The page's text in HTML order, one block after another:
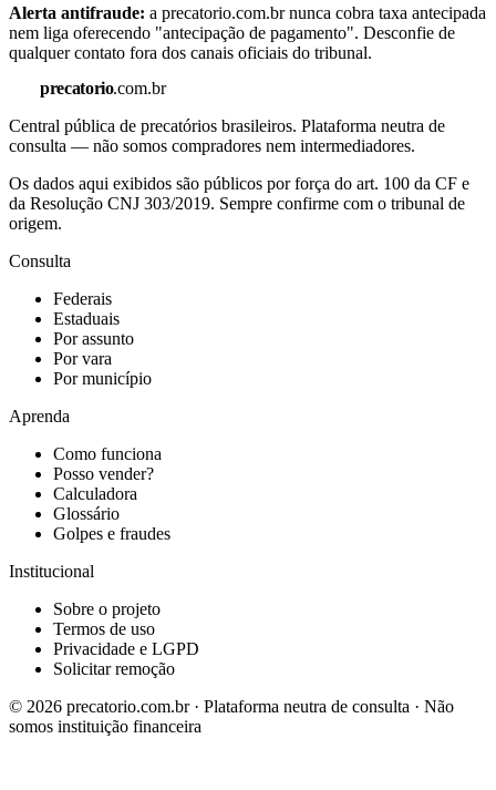
Alerta antifraude: a precatorio.com.br nunca cobra taxa antecipada
nem liga oferecendo "antecipação de pagamento". Desconfie de
qualquer contato fora dos canais oficiais do tribunal.
precatorio.com.br
Central pública de precatórios brasileiros. Plataforma neutra de
consulta — não somos compradores nem intermediadores.
Os dados aqui exibidos são públicos por força do art. 100 da CF e
da Resolução CNJ 303/2019. Sempre confirme com o tribunal de
origem.
Consulta
Federais
Estaduais
Por assunto
Por vara
Por município
Aprenda
Como funciona
Posso vender?
Calculadora
Glossário
Golpes e fraudes
Institucional
Sobre o projeto
Termos de uso
Privacidade e LGPD
Solicitar remoção
© 2026 precatorio.com.br · Plataforma neutra de consulta · Não
somos instituição financeira